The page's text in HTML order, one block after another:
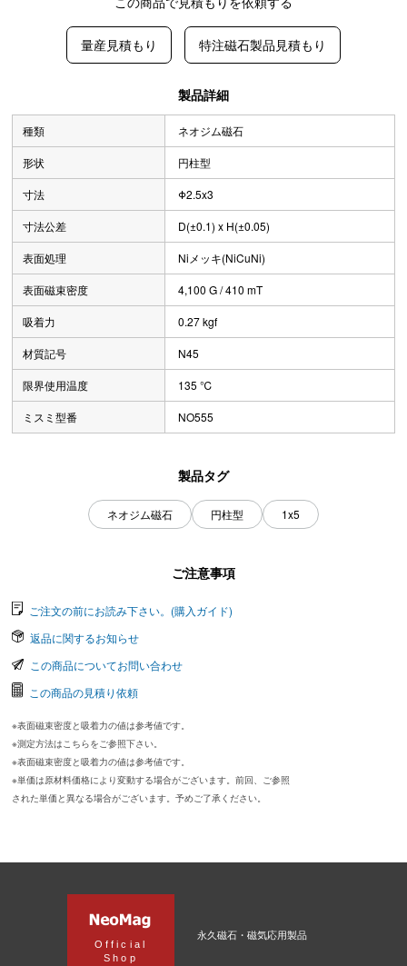
量産見積もり 特注磁石製品見積もり
製品詳細
種類 ネオジム磁石
形状 円柱型
寸法 Φ2.5x3
寸法公差 D(±0.1) x H(±0.05)
表面処理 Niメッキ(NiCuNi)
表面磁束密度 4,100 G / 410 mT
吸着力 0.27 kgf
材質記号 N45
限界使用温度 135 ℃
ミスミ型番 NO555
製品タグ
ネオジム磁石 円柱型 1x5
ご注意事項
ご注文の前にお読み下さい。(購入ガイド)
返品に関するお知らせ
この商品についてお問い合わせ
この商品の見積り依頼
※表面磁束密度と吸着力の値は参考値です。
※測定方法はこちらをご参照下さい。
※表面磁束密度と吸着力の値は参考値です。
※単価は原材料価格により変動する場合がございます。前回、ご参照
された単価と異なる場合がございます。予めご了承ください。
Official
Shop
永久磁石・磁気応用製品